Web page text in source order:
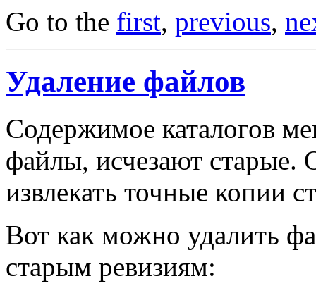
Go to the first, previous,
Удаление файлов
Содержимое каталогов
файлы, исчезают старые.
извлекать точные копии
Вот как можно удалить
старым ревизиям: